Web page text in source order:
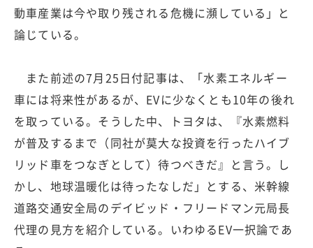
動車産業は今や取り残される危機に瀕している」と
論じている。
また前述の7月25日付記事は、「水素エネルギー
車には将来性があるが、EVに少なくとも10年の後れ
を取っている。そうした中、トヨタは、『水素燃料
が普及するまで（同社が莫大な投資を行ったハイブ
リッド車をつなぎとして）待つべきだ』と言う。し
かし、地球温暖化は待ったなしだ」とする、米幹線
道路交通安全局のデイビッド・フリードマン元局長
代理の見方を紹介している。いわゆるEV一択論であ